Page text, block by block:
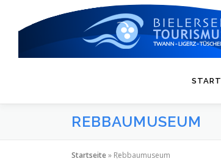
springen
START
REBBAUMUSEUM
Startseite» Rebbaumuseum